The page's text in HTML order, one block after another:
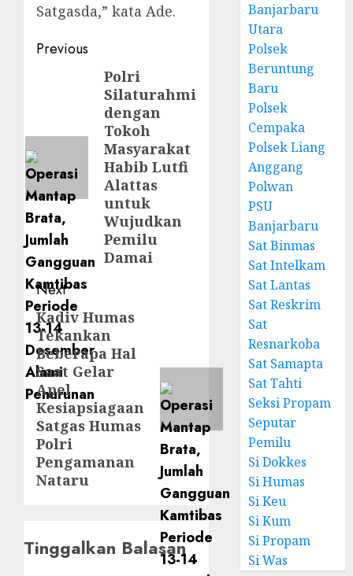
Satgasda,” kata Ade.
Previous
Polri
Silaturahmi
dengan
Tokoh
Masyarakat
Habib Lutfi
Alattas
untuk
Wujudkan
Pemilu
Damai
Next
Kadiv Humas
Tekankan
Beberapa Hal
Saat Gelar
Apel
Kesiapsiagaan
Satgas Humas
Polri
Pengamanan
Nataru
Tinggalkan Balasan
Banjarbaru
Utara
Polsek
Beruntung
Baru
Polsek
Cempaka
Polsek Liang
Anggang
Polwan
PSU
Banjarbaru
Sat Binmas
Sat Intelkam
Sat Lantas
Sat Reskrim
Sat
Resnarkoba
Sat Samapta
Sat Tahti
Seksi Propam
Seputar
Pemilu
Si Dokkes
Si Humas
Si Keu
Si Kum
Si Propam
Si Was